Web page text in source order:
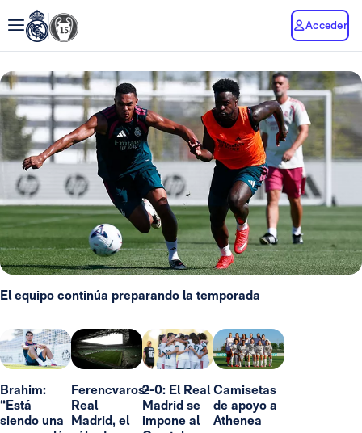
Acceder
El equipo continúa preparando la temporada
Brahim:
“Está
siendo una
Ferencvaros-
Real
Madrid, el
2-0: El Real
Madrid se
impone al
Camisetas
de apoyo a
Athenea